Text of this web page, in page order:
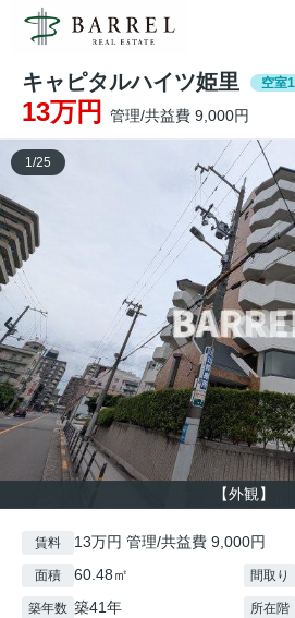
キャピタルハイツ姫里 空室1
13万円 管理/共益費 9,000円
【外観】
1/25
賃料 13万円 管理/共益費 9,000円
面積 60.48㎡ 間取り
築年数 築41年 所在階